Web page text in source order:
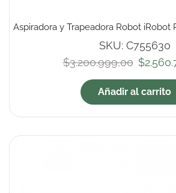
Aspiradora y Trapeadora Robot iRobot
SKU: C755630
$3.200.999,00 $
Añadir al carrito